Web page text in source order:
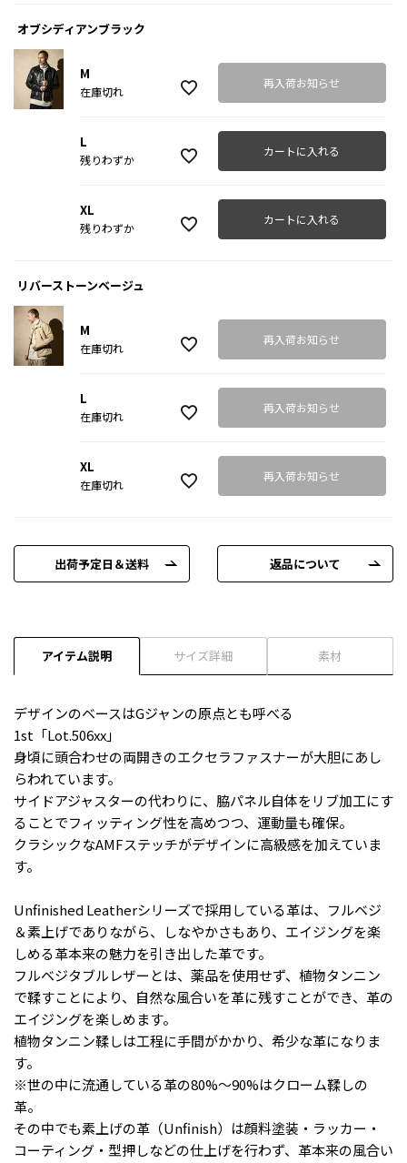
オブシディアンブラック
M
在庫切れ
再入荷お知らせ
L
残りわずか
カートに入れる
XL
残りわずか
カートに入れる
リバーストーンベージュ
M
在庫切れ
再入荷お知らせ
L
在庫切れ
再入荷お知らせ
XL
在庫切れ
再入荷お知らせ
出荷予定日＆送料 返品について
アイテム説明 サイズ詳細 素材
デザインのベースはGジャンの原点とも呼べる
1st「Lot.506xx」
身頃に頭合わせの両開きのエクセラファスナーが大胆にあし
らわれています。
サイドアジャスターの代わりに、脇パネル自体をリブ加工にす
ることでフィッティング性を高めつつ、運動量も確保。
クラシックなAMFステッチがデザインに高級感を加えていま
す。
Unfinished Leatherシリーズで採用している革は、フルベジ
＆素上げでありながら、しなやかさもあり、エイジングを楽
しめる革本来の魅力を引き出した革です。
フルベジタブルレザーとは、薬品を使用せず、植物タンニン
で鞣すことにより、自然な風合いを革に残すことができ、革の
エイジングを楽しめます。
植物タンニン鞣しは工程に手間がかかり、希少な革になりま
す。
※世の中に流通している革の80%～90%はクローム鞣しの
革。
その中でも素上げの革（Unfinish）は顔料塗装・ラッカー・
コーティング・型押しなどの仕上げを行わず、革本来の風合い